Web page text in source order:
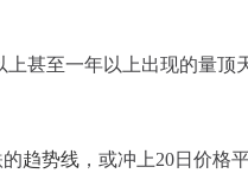
上甚至一年以上出现的量顶
趋势线 ，或冲上20日价格